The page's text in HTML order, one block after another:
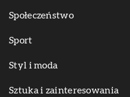
Społeczeństwo
Sport
Styl i moda
Sztuka i zainteresowania